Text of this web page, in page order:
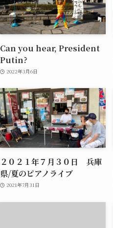
Can you hear, President
Putin?
2022年3月6日
２０２１年７月３０日 兵庫
県/夏のピアノライブ
2021年7月31日